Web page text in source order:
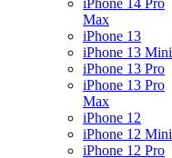
iPhone 14 Pro
Max
iPhone 13
iPhone 13 Mini
iPhone 13 Pro
iPhone 13 Pro
Max
iPhone 12
iPhone 12 Mini
iPhone 12 Pro